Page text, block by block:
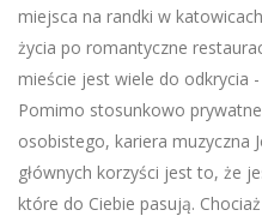
miejsca na randki w
życia po romantyczne
mieście jest wiele do odkrycia
Pomimo stosunkowo
osobistego, kariera muzyczna
głównych korzyści jest to, że
które do Ciebie pasują.